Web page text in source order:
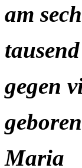
am
gegen
Maria